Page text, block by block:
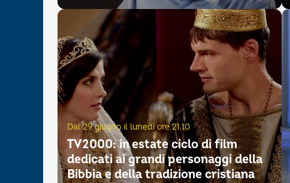
Dal 29 giugno il lunedì ore 21.10
TV2000: in estate ciclo di film
dedicati ai grandi personaggi della
Bibbia e della tradizione cristiana